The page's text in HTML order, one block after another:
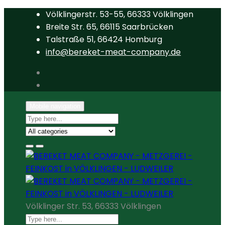
Völklingerstr. 53-55, 66333 Völklingen
Breite Str. 65, 66115 Saarbrücken
Talstraße 51, 66424 Homburg
info@bereket-meat-company.de
Völklinger Str. 53, 66333 Völklingen